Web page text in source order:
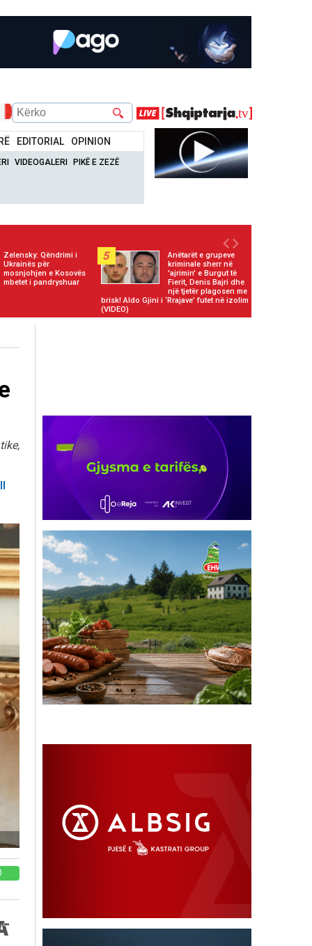
EDITORIAL OPINION
VIDEOGALERI PIKË E ZEZË
Zelensky: Qëndrimi i
Ukrainës për
mosnjohjen e Kosovës
mbetet i pandryshuar
5
Anëtarët e grupeve
kriminale sherr në
'ajrimin' e Burgut të
Fierit, Denis Bajri dhe
një tjetër plagosen me
brisk! Aldo Gjini i ‘Rrajave’ futet në izolim
(VIDEO)